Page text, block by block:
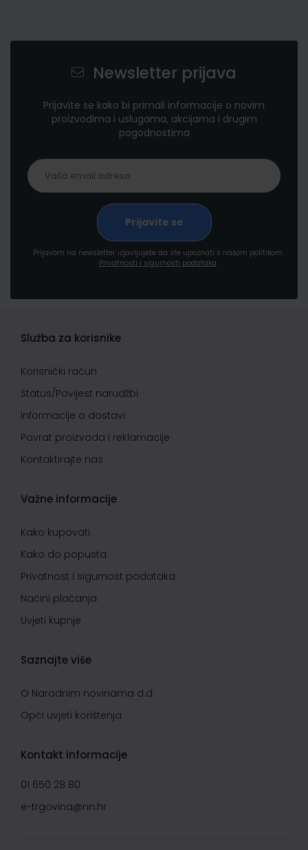
Newsletter prijava
Prijavite se kako bi primali informacije o novim
proizvodima i uslugama, akcijama i drugim
pogodnostima
Prijavom na newsletter izjavljujete da ste upoznati s našom politikom
Privatnosti i sigurnosti podataka
Služba za korisnike
Korisnički račun
Status/Povijest narudžbi
Informacije o dostavi
Povrat proizvoda i reklamacije
Kontaktirajte nas
Važne informacije
Kako kupovati
Kako do popusta
Privatnost i sigurnost podataka
Načini plaćanja
Uvjeti kupnje
Saznajte više
O Narodnim novinama d.d.
Opći uvjeti korištenja
Kontakt informacije
01 650 28 80
e-trgovina@nn.hr